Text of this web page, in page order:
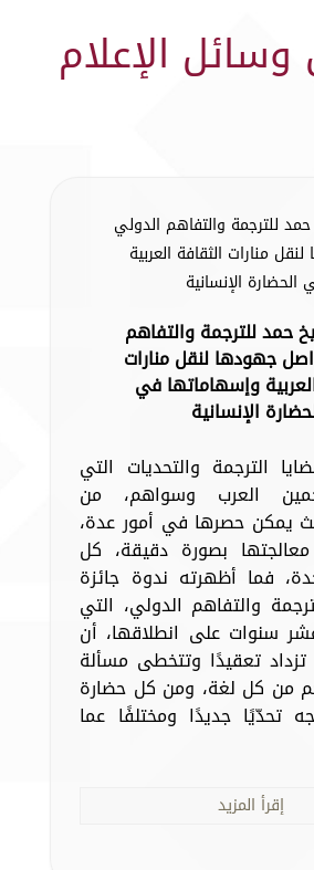
وسائل الإعلام
حمد للترجمة والتفاهم
جهودها لنقل منارات
وإسهاماتها في
الإنسانية
الترجمة والتحديات التي
العرب وسواهم، من
يمكن حصرها في أمور عدة،
بصورة دقيقة، كل
فما أظهرته ندوة جائزة
والتفاهم الدولي، التي
سنوات على انطلاقها، أن
تزداد تعقيدًا وتتخطى مسألة
من كل لغة، ومن كل حضارة
تحدّيًا جديدًا ومختلفًا عما
إقرأ المزيد